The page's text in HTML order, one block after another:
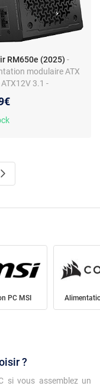
RM650e (2025) -
modulaire ATX
3.1 -
PC MSI
?
si vous assemblez un